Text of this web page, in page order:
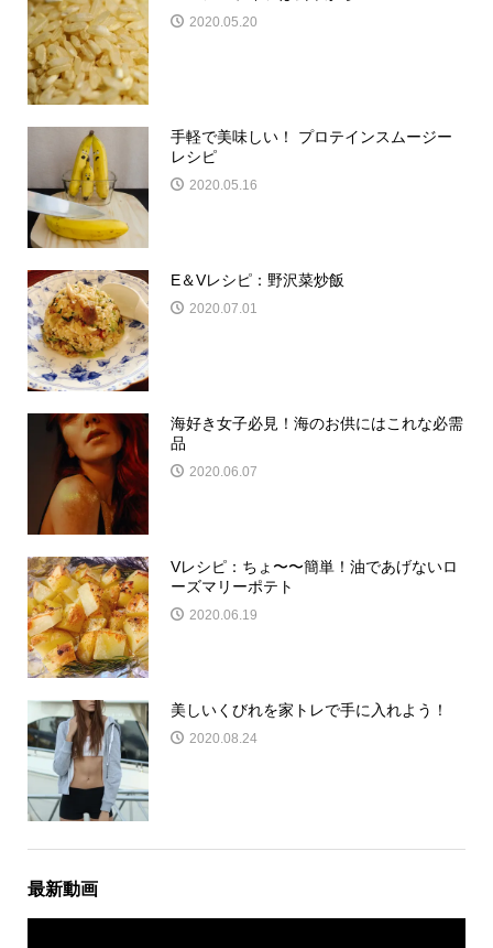
2020.05.20
手軽で美味しい！ プロテインスムージー
レシピ
2020.05.16
E＆Vレシピ：野沢菜炒飯
2020.07.01
海好き女子必見！海のお供にはこれな必需
品
2020.06.07
Vレシピ：ちょ〜〜簡単！油であげないロ
ーズマリーポテト
2020.06.19
美しいくびれを家トレで手に入れよう！
2020.08.24
最新動画